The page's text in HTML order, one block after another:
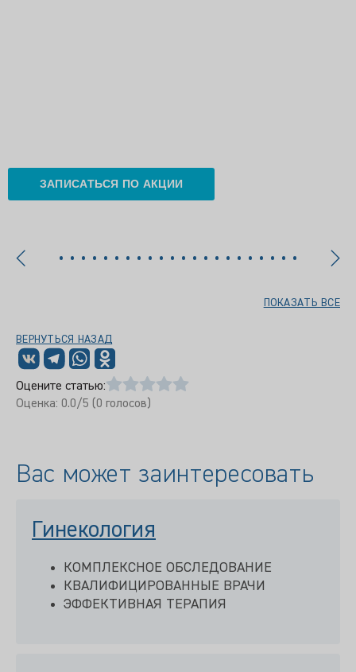
ЗАПИСАТЬСЯ ПО АКЦИИ
ПОКАЗАТЬ ВСЕ
ВЕРНУТЬСЯ НАЗАД
Оцените статью:
Оценка: 0.0/5 (0 голосов)
Вас может заинтересовать
Гинекология
КОМПЛЕКСНОЕ ОБСЛЕДОВАНИЕ
КВАЛИФИЦИРОВАННЫЕ ВРАЧИ
ЭФФЕКТИВНАЯ ТЕРАПИЯ